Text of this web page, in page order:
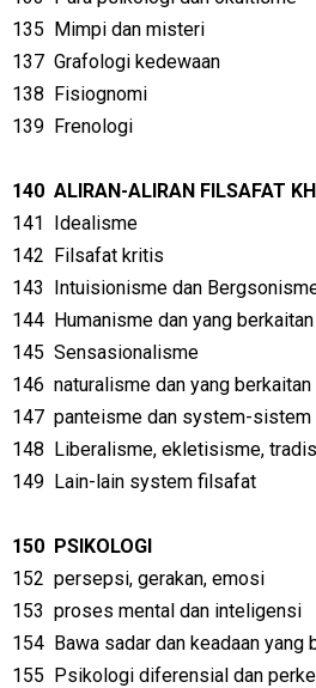
135 Mimpi dan misteri
137 Grafologi kedewaan
138 Fisiognomi
139 Frenologi
140 ALIRAN-ALIRAN FILSAFAT
141 Idealisme
142 Filsafat kritis
143 Intuisionisme dan
144 Humanisme dan yang berkaitan
145 Sensasionalisme
146 naturalisme dan yang berkaitan
147 panteisme dan system-sistem
148 Liberalisme, ekletisisme,
149 Lain-lain system filsafat
150 PSIKOLOGI
152 persepsi, gerakan, emosi
153 proses mental dan inteligensi
154 Bawa sadar dan keadaan yang
155 Psikologi diferensial dan